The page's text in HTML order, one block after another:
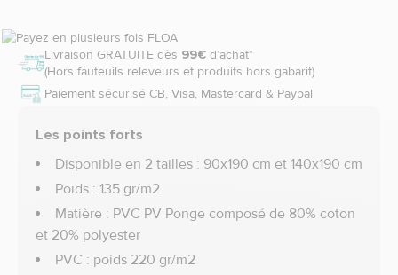
Livraison GRATUITE dès 99€ d’achat*
(Hors fauteuils releveurs et produits hors gabarit)
Paiement sécurisé CB, Visa, Mastercard & Paypal
Les points forts
Disponible en 2 tailles : 90x190 cm et 140x190 cm
Poids : 135 gr/m2
Matière : PVC PV Ponge composé de 80% coton
et 20% polyester
PVC : poids 220 gr/m2